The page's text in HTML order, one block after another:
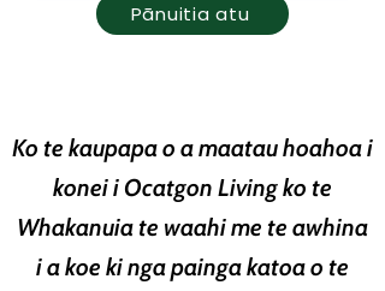
Pānuitia atu
Ko te kaupapa o a maatau hoahoa i
konei i Ocatgon Living ko te
Whakanuia te waahi me te awhina
i a koe ki nga painga katoa o te